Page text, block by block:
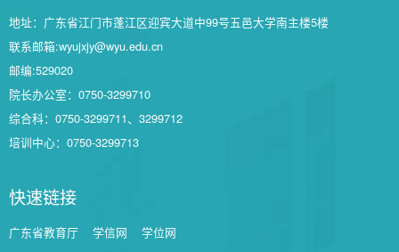
地址：广东省江门市蓬江区迎宾大道中99号五邑大学南主楼5楼
联系邮箱:wyujxjy@wyu.edu.cn
邮编:529020
院长办公室：0750-3299710
综合科：0750-3299711、3299712
培训中心：0750-3299713
快速链接
广东省教育厅 学信网 学位网